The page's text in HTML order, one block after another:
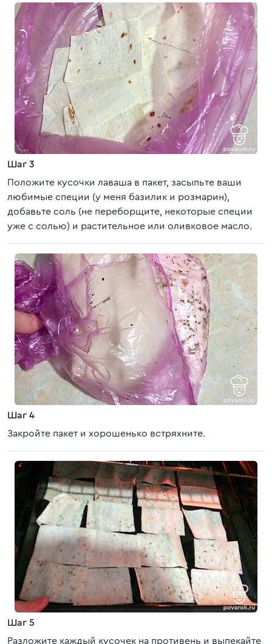
Шаг 3
Положите кусочки лаваша в пакет, засыпьте ваши
любимые специи (у меня базилик и розмарин),
добавьте соль (не переборщите, некоторые специи
уже с солью) и растительное или оливковое масло.
Шаг 4
Закройте пакет и хорошенько встряхните.
Шаг 5
Разложите каждый кусочек на противень и выпекайте